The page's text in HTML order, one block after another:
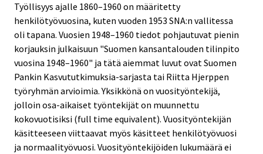
Työllisyys ajalle 1860–1960 on määritetty
henkilötyövuosina, kuten vuoden 1953 SNA:n vallitessa
oli tapana. Vuosien 1948–1960 tiedot pohjautuvat pienin
korjauksin julkaisuun "Suomen kansantalouden tilinpito
vuosina 1948–1960" ja tätä aiemmat luvut ovat Suomen
Pankin Kasvututkimuksia-sarjasta tai Riitta Hjerppen
työryhmän arvioimia. Yksikkönä on vuosityöntekijä,
jolloin osa-aikaiset työntekijät on muunnettu
kokovuotisiksi (full time equivalent). Vuosityöntekijän
käsitteeseen viittaavat myös käsitteet henkilötyövuosi
ja normaalityövuosi. Vuosityöntekijöiden lukumäärä ei